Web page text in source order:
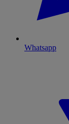
Whatsapp